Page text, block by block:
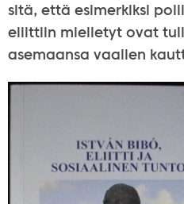
sitä, että esimerkiksi
eliittiin mielletyt ovat
asemaansa vaalien